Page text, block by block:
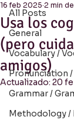
All Posts
General
Vocabulary /
Pronunciation
Grammar /
Methodology /
Usa los
(pero
amigos)
16 feb 2025 2 min
Actualizado: 20